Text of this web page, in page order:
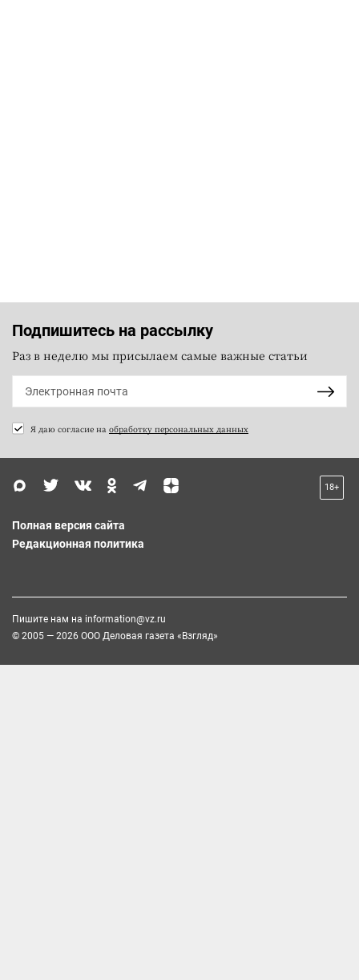
Подпишитесь на рассылку
Раз в неделю мы присылаем самые важные статьи
Я даю согласие на обработку персональных данных
18+
Полная версия сайта
Редакционная политика
Пишите нам на information@vz.ru
© 2005 — 2026 ООО Деловая газета «Взгляд»